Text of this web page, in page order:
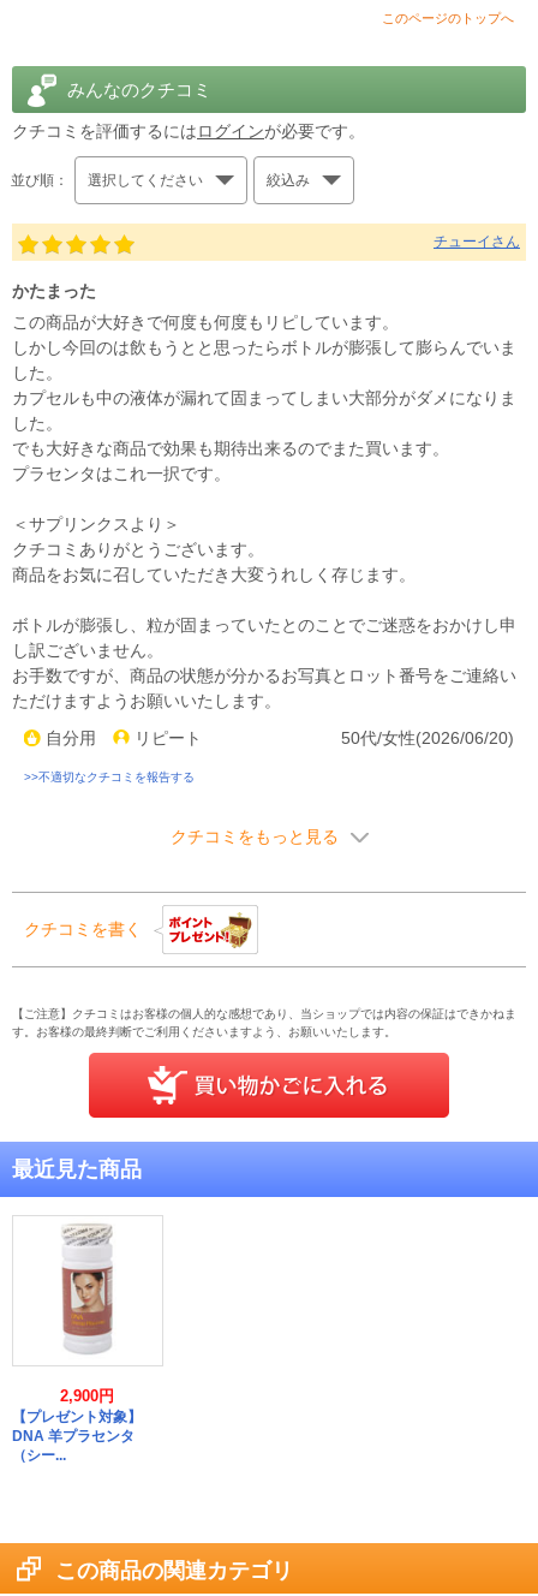
このページのトップへ
みんなのクチコミ
クチコミを評価するにはログインが必要です。
並び順： 選択してください 絞込み
チューイさん
かたまった
この商品が大好きで何度も何度もリピしています。
しかし今回のは飲もうとと思ったらボトルが膨張して膨らんでいま
した。
カプセルも中の液体が漏れて固まってしまい大部分がダメになりま
した。
でも大好きな商品で効果も期待出来るのでまた買います。
プラセンタはこれ一択です。
＜サプリンクスより＞
クチコミありがとうございます。
商品をお気に召していただき大変うれしく存じます。
ボトルが膨張し、粒が固まっていたとのことでご迷惑をおかけし申
し訳ございません。
お手数ですが、商品の状態が分かるお写真とロット番号をご連絡い
ただけますようお願いいたします。
自分用
リピート 50代/女性(2026/06/20)
>>不適切なクチコミを報告する
クチコミをもっと見る
クチコミを書く
【ご注意】クチコミはお客様の個人的な感想であり、当ショップでは内容の保証はできかねま
す。お客様の最終判断でご利用くださいますよう、お願いいたします。
最近見た商品
2,900円
【プレゼント対象】
DNA 羊プラセンタ
（シー...
この商品の関連カテゴリ